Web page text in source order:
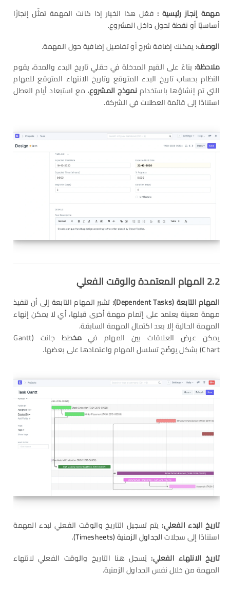
مهمة إنجاز رئيسية : فعّل هذا الخيار إذا كانت المهمة تمثّل إنجازًا
أساسيًا أو نقطة تحول داخل المشروع.
الوصف:يمكنك إضافة شرح أو تفاصيل إضافية حول المهمة.
ملاحظة: بناءً على القيم المدخلة في حقلي تاريخ البدء والمدة، يقوم
النظام بحساب تاريخ البدء المتوقع وتاريخ الانتهاء المتوقع للمهام
التي تم إنشاؤها باستخدامنموذج المشروع، مع استبعاد أيام العطل
استنادًا إلى قائمة العطلات في الشركة.
2.2 المهام المعتمدة والوقت الفعلي
المهام التابعة(Dependent Tasks):
تشير المهام التابعة إلى أن تنفيذ
مهمة معينة يعتمد على إتمام مهمة أخرى قبلها، أي لا يمكن إنهاء
المهمة الحالية إلا بعد اكتمال المهمة السابقة.
يمكن عرض العلاقات بين المهام فيمخ
طط جانت (Gantt
Chart) بشكل يوضّح تسلسل المهام واعتمادها على بعضها.
تاريخ البدء الفعلي: يتم تسجيل التاريخ والوقت الفعلي لبدء المهمة
استنادًا إلى سجلاتالجداول الزمنية (Timesheets)
.
تاريخ الانتهاء الفعلي: يُسجل هنا التاريخ والوقت الفعلي لانتهاء
المهمة من خلال نفس الجداول الزمنية.